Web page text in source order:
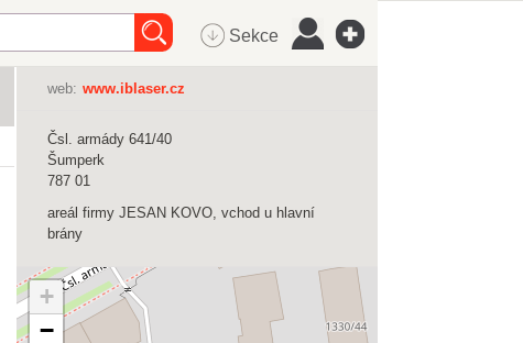
Sekce
web: www.iblaser.cz
Čsl. armády 641/40
Šumperk
787 01
areál firmy JESAN KOVO, vchod u hlavní
brány
+
−